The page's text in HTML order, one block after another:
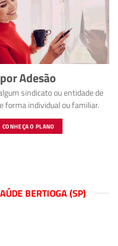
Adesão
sindicato ou entidade de
forma individual ou familiar.
CONHEÇA O PLANO
BERTIOGA (SP)